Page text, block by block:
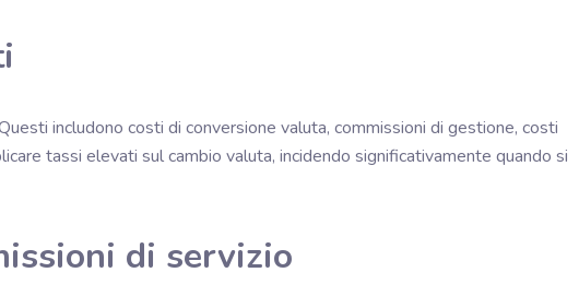
includono costi di conversione valuta, commissioni di gestione, costi
tassi elevati sul cambio valuta, incidendo significativamente quando si
di servizio